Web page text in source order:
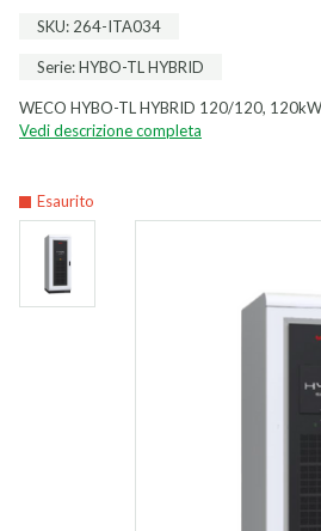
SKU: 264-ITA034
Serie: HYBO-TL HYBRID
WECO HYBO-TL HYBRID 120/120,
Vedi descrizione completa
Esaurito